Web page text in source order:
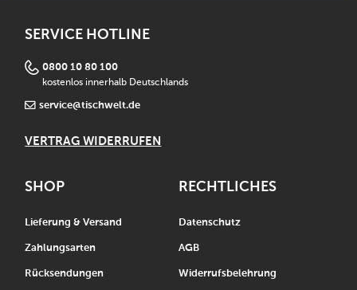
SERVICE HOTLINE
0800 10 80 100
kostenlos innerhalb Deutschlands
service@tischwelt.de
VERTRAG WIDERRUFEN
SHOP
Lieferung & Versand
Zahlungsarten
Rücksendungen
RECHTLICHES
Datenschutz
AGB
Widerrufsbelehrung